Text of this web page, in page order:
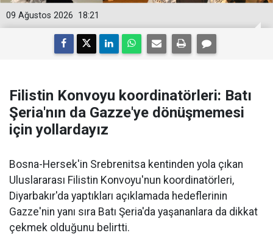
18:21
09 Ağustos 2026
Filistin Konvoyu koordinatörleri: Batı
Şeria'nın da Gazze'ye dönüşmemesi
için yollardayız
Bosna-Hersek'in Srebrenitsa kentinden yola çıkan
Uluslararası Filistin Konvoyu'nun koordinatörleri,
Diyarbakır'da yaptıkları açıklamada hedeflerinin
Gazze'nin yanı sıra Batı Şeria'da yaşananlara da dikkat
çekmek olduğunu belirtti.